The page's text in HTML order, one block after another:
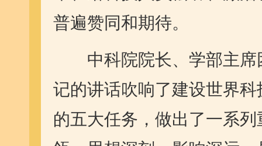
普遍赞同和期待。
中科院院长、学部主席
记的讲话吹响了建设世界
的五大任务，做出了一系